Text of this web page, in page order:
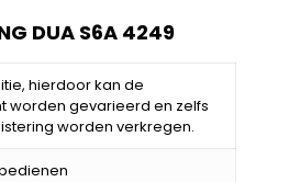
DUA S6A 4249
hierdoor kan de
worden gevarieerd en zelfs
worden verkregen.